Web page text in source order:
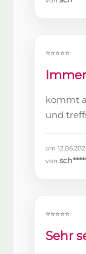
⭐⭐⭐⭐⭐
kommt
und
am
von
⭐⭐⭐⭐⭐
Sehr